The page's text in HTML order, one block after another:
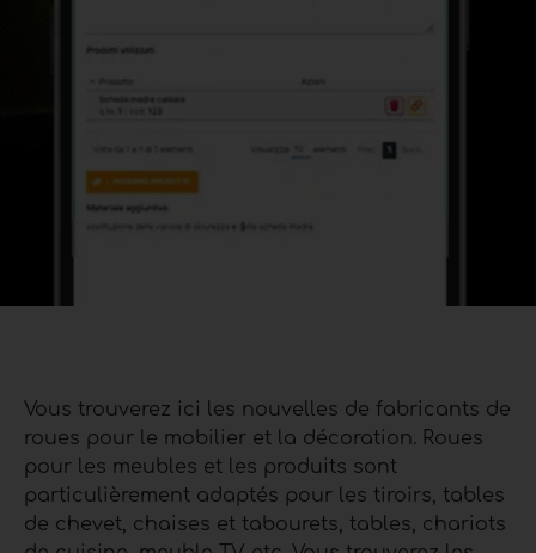
Vous trouverez ici les nouvelles de fabricants de
roues pour le mobilier et la décoration. Roues
pour les meubles et les produits sont
particulièrement adaptés pour les tiroirs, tables
de chevet, chaises et tabourets, tables, chariots